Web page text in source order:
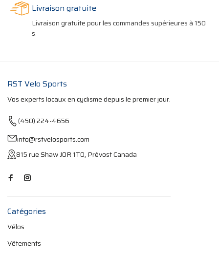
Livraison gratuite
Livraison gratuite pour les commandes supérieures à 150
$.
RST Velo Sports
Vos experts locaux en cyclisme depuis le premier jour.
(450) 224-4656
info@rstvelosports.com
815 rue Shaw J0R 1T0, Prévost Canada
Catégories
Vélos
Vêtements